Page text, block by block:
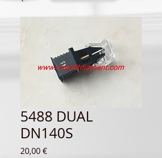
5488 DUAL
DN140S
20,00 €Preis